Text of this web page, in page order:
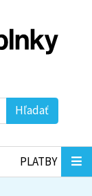
Hľadať
PLATBY